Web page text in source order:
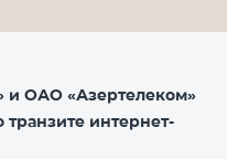
ОАО «Азертелеком»
интернет-